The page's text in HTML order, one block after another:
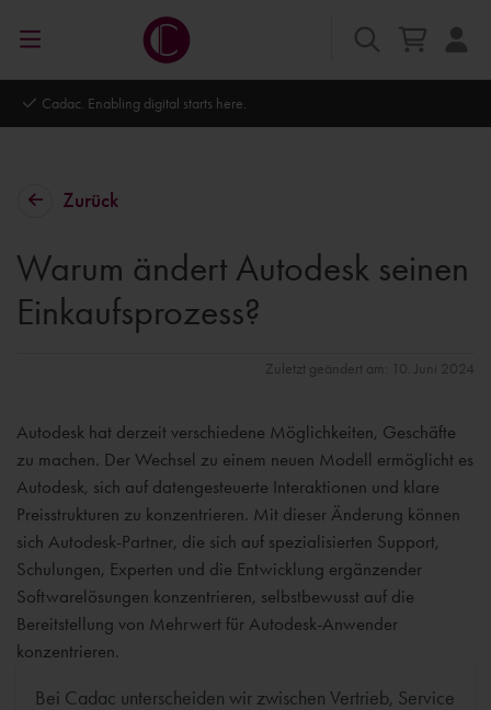
Cadac. Enabling digital starts here.
Zurück
Warum ändert Autodesk seinen
Einkaufsprozess?
Zuletzt geändert am: 10. Juni 2024
Autodesk hat derzeit verschiedene Möglichkeiten, Geschäfte
zu machen. Der Wechsel zu einem neuen Modell ermöglicht es
Autodesk, sich auf datengesteuerte Interaktionen und klare
Preisstrukturen zu konzentrieren. Mit dieser Änderung können
sich Autodesk-Partner, die sich auf spezialisierten Support,
Schulungen, Experten und die Entwicklung ergänzender
Softwarelösungen konzentrieren, selbstbewusst auf die
Bereitstellung von Mehrwert für Autodesk-Anwender
konzentrieren.
Bei Cadac unterscheiden wir zwischen Vertrieb, Service